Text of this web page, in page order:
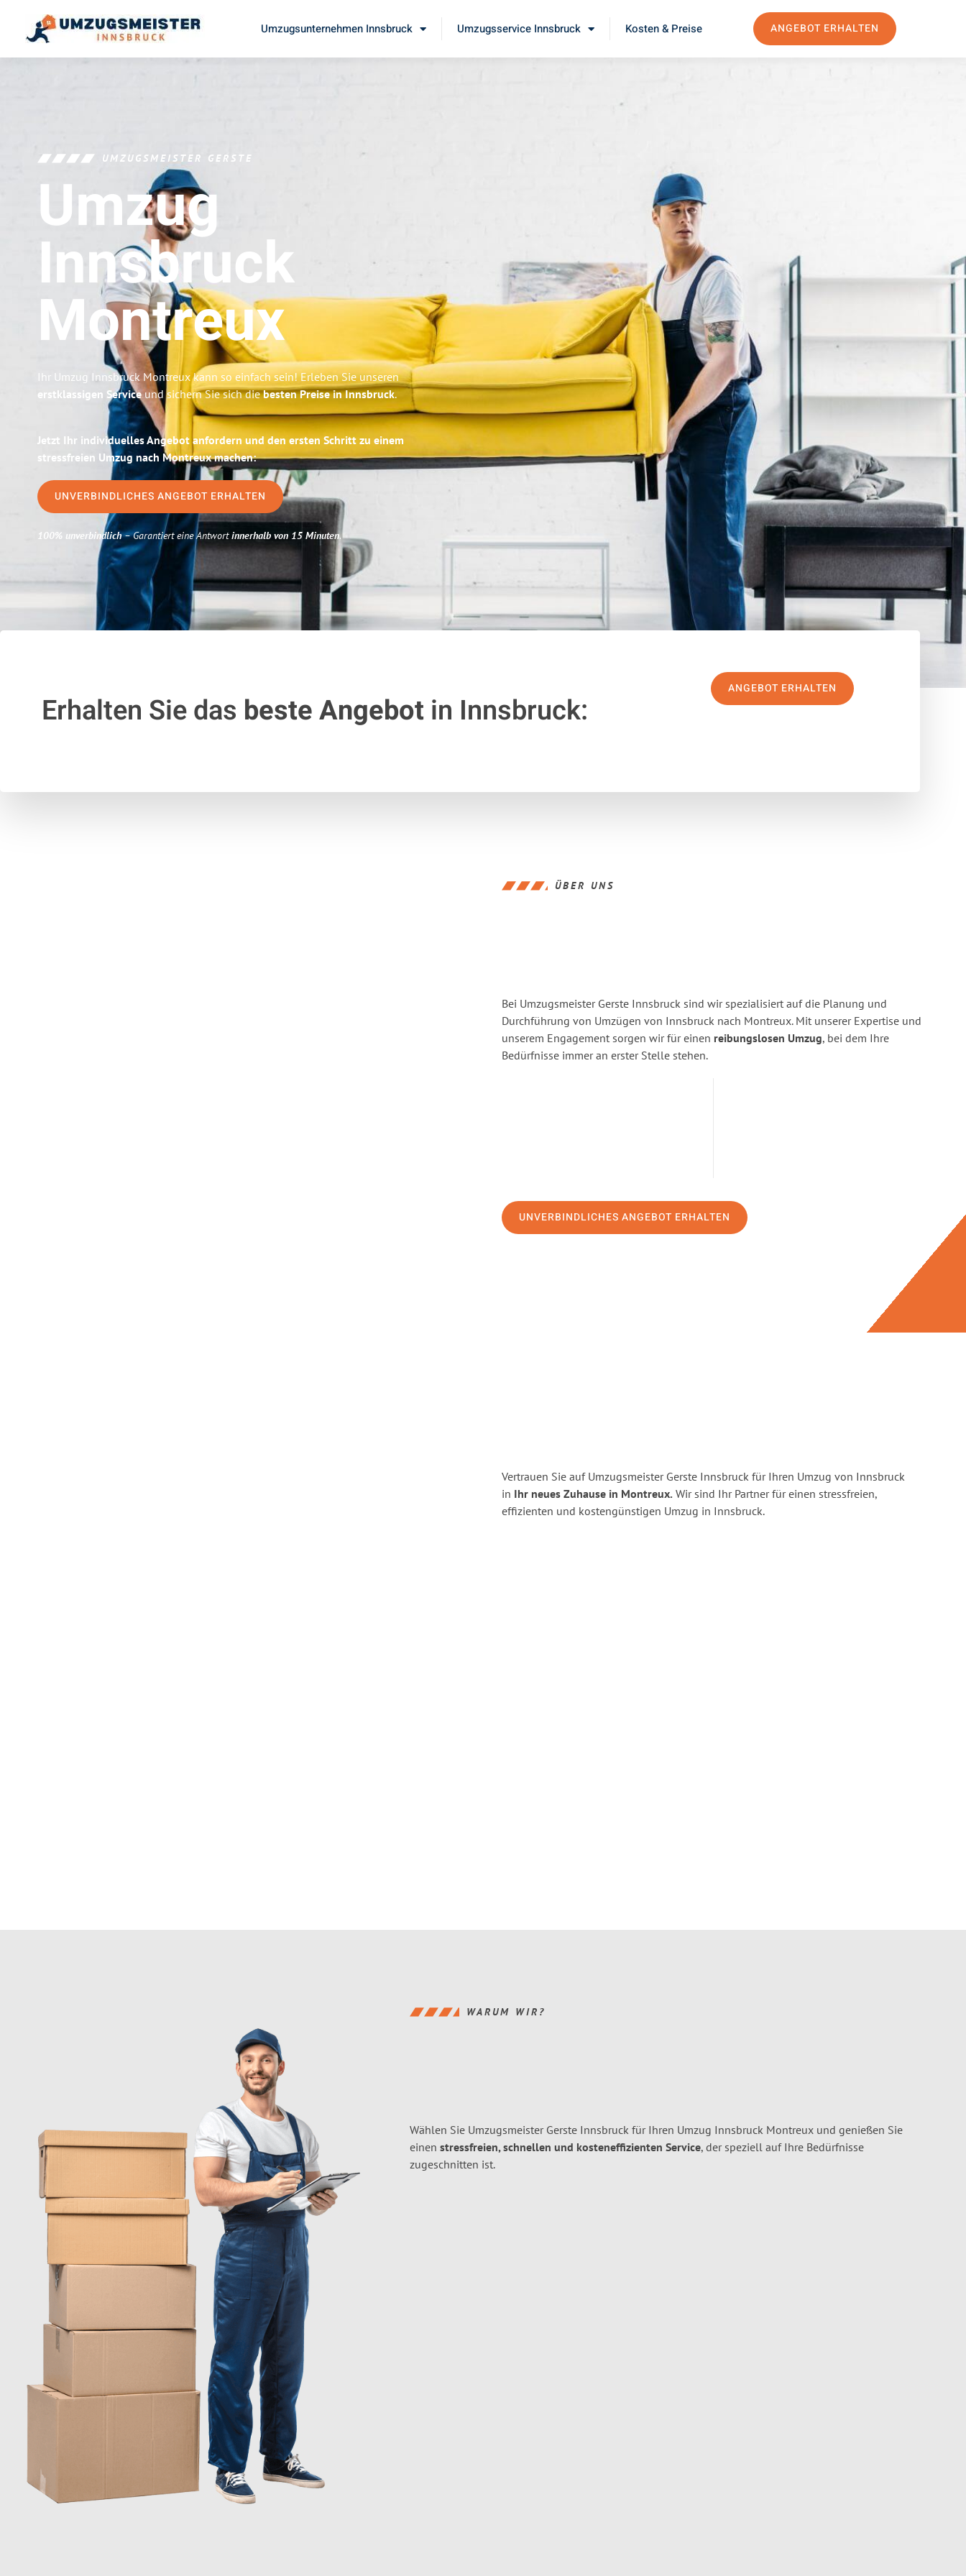
Umzugsunternehmen Innsbruck Umzugsservice Innsbruck Kosten & Preise ANGEBOT ERHALTEN
UMZUGSMEISTER GERSTE
Umzug
Innsbruck
Montreux
Ihr Umzug Innsbruck Montreux kann so einfach sein! Erleben Sie unseren
erstklassigen Serviceund sichern Sie sich diebesten Preise in Innsbruck.
Jetzt Ihr individuelles Angebot anfordern und den ersten Schritt zu einem
stressfreien Umzug nach Montreux machen:
UNVERBINDLICHES ANGEBOT ERHALTEN
100% unverbindlich– Garantiert eine Antwortinnerhalb von 15 Minuten.
Erhalten Sie das beste Angebotin Innsbruck:
ANGEBOT ERHALTEN
ÜBER UNS
Bei Umzugsmeister Gerste Innsbruck sind wir spezialisiert auf die Planung und
Durchführung von Umzügen von Innsbruck nach Montreux. Mit unserer Expertise und
unserem Engagement sorgen wir für einen reibungslosen Umzug, bei dem Ihre
Bedürfnisse immer an erster Stelle stehen.
UNVERBINDLICHES ANGEBOT ERHALTEN
Vertrauen Sie auf Umzugsmeister Gerste Innsbruck für Ihren Umzug von Innsbruck
in Ihr neues Zuhause in Montreux. Wir sind Ihr Partner für einen stressfreien,
effizienten und kostengünstigen Umzug in Innsbruck.
WARUM WIR?
Wählen Sie Umzugsmeister Gerste Innsbruck für Ihren Umzug Innsbruck Montreux und genießen Sie
einen stressfreien, schnellen und kosteneffizienten Service, der speziell auf Ihre Bedürfnisse
zugeschnitten ist.